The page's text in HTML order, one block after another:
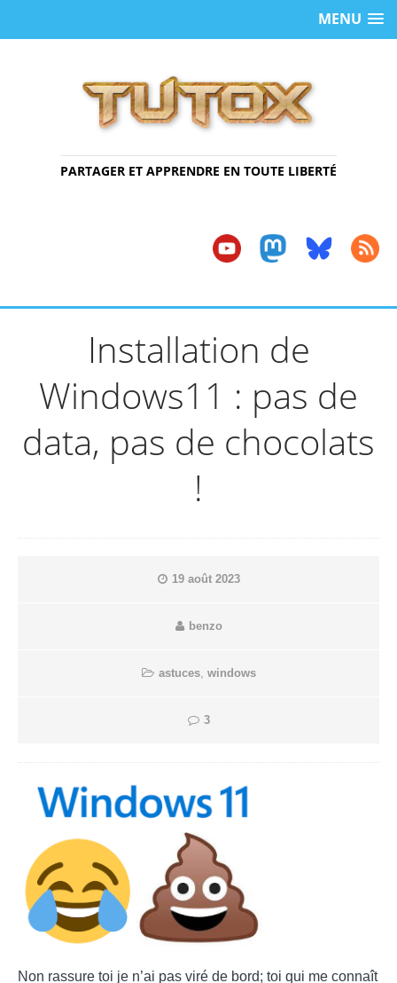
MENU
PARTAGER ET APPRENDRE EN TOUTE LIBERTÉ
Installation de
Windows11 : pas de
data, pas de chocolats
!
19 août 2023
benzo
astuces, windows
3
Non rassure toi je n’ai pas viré de bord; toi qui me connaît